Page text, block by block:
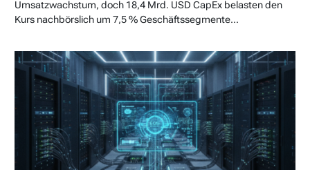
Umsatzwachstum, doch 18,4 Mrd. USD CapEx belasten den
Kurs nachbörslich um 7,5 % Geschäftssegmente...